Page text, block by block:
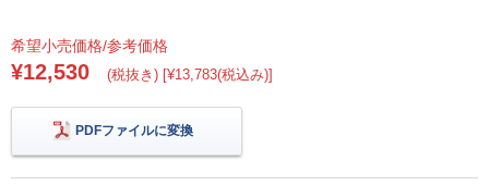
希望小売価格/参考価格
¥12,530 (税抜き) [¥13,783(税込み)]
PDFファイルに変換